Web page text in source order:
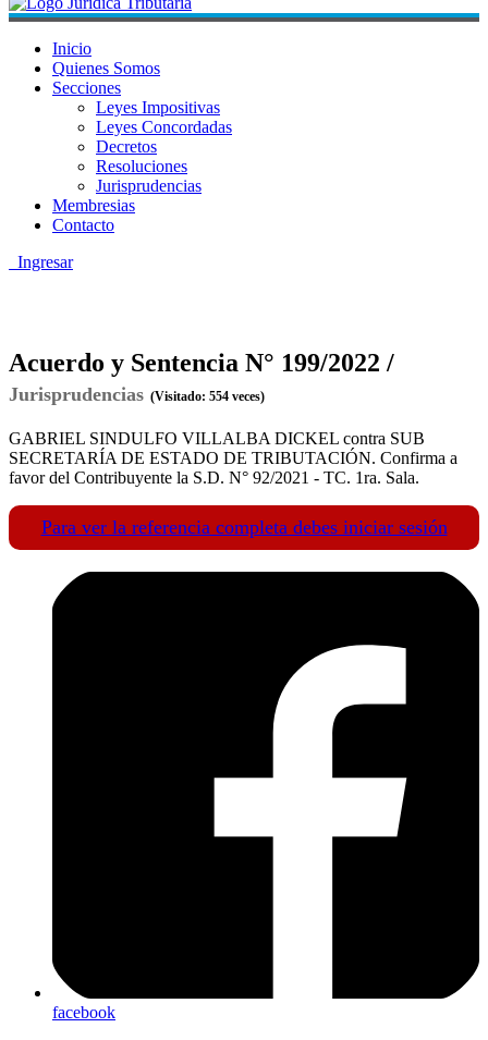
Inicio
Quienes Somos
Secciones
Leyes Impositivas
Leyes Concordadas
Decretos
Resoluciones
Jurisprudencias
Membresias
Contacto
Ingresar
Acuerdo y Sentencia N° 199/2022 /
Jurisprudencias (Visitado: 554 veces)
GABRIEL SINDULFO VILLALBA DICKEL contra SUB
SECRETARÍA DE ESTADO DE TRIBUTACIÓN. Confirma a
favor del Contribuyente la S.D. N° 92/2021 - TC. 1ra. Sala.
Para ver la referencia completa debes iniciar sesión
facebook